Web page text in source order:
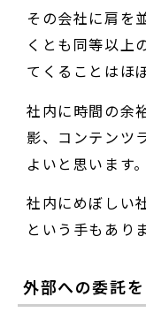
その会社に肩を
くとも同等以上
てくることはほ
社内に時間の余
影、コンテンツ
よいと思います
社内にめぼしい
という手もありま
外部への委託